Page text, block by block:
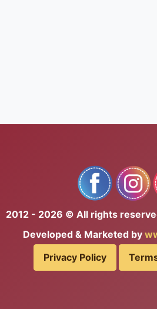
2012 - 2026 © All rights
Developed & Marketed by
Privacy Policy